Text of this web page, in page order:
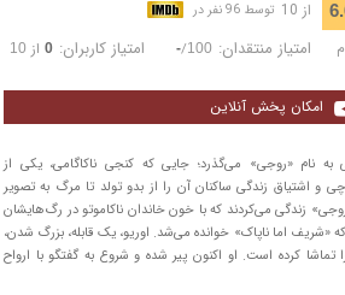
از 10 توسط 96 نفر در
امتیاز منتقدان: -/100 امتیاز کاربران: 0از 10
امکان پخش آنلاین
به نام «روجی» می‌گذرد؛ جایی که کنجی ناکاگامی، یکی از
و اشتیاق زندگی ساکنان آن را از بدو تولد تا مرگ به تصویر
زندگی می‌کردند که با خون خاندان ناکاموتو در رگ‌هایشان
«شریف اما ناپاک» خوانده می‌شد. اوریو، یک قابله، بزرگ شدن،
کرده است. او اکنون پیر شده و شروع به گفتگو با ارواح